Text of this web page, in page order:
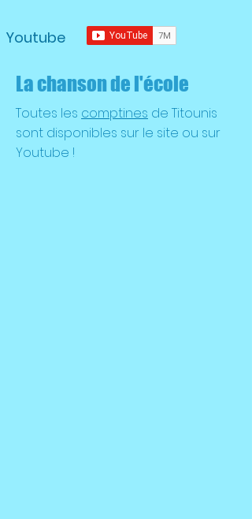
Youtube
La chanson de l'école
Toutes les comptines de Titounis
sont disponibles sur le site ou sur
Youtube !